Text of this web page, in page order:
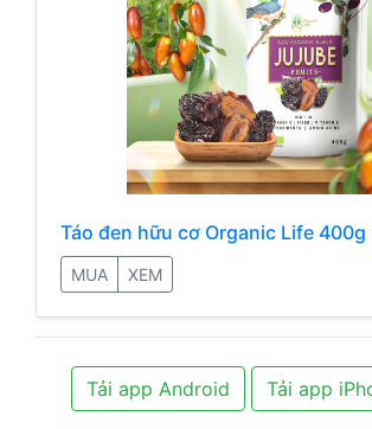
Táo đen hữu cơ Organic Life 400g
MUA XEM
Tải app Android Tải app